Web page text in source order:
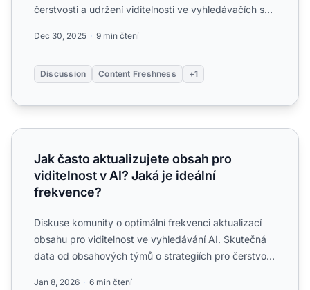
čerstvosti a udržení viditelnosti ve vyhledávačích s
Dec 30, 2025 9 min čtení
Discussion Content Freshness +1
Jak často aktualizujete obsah pro viditelnost v AI? Jaká
Jak často aktualizujete obsah pro
viditelnost v AI? Jaká je ideální
frekvence?
Diskuse komunity o optimální frekvenci aktualizací
obsahu pro viditelnost ve vyhledávání AI. Skutečná
data od obsahových týmů o strategiích pro čerstvost
Jan 8, 2026 6 min čtení